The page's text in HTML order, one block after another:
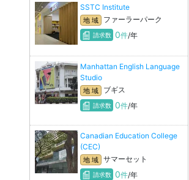
SSTC Institute
地 域 ファーラーパーク
請求数 0件/年
Manhattan English Language
Studio
地 域 ブギス
請求数 0件/年
Canadian Education College
(CEC)
地 域 サマーセット
請求数 0件/年